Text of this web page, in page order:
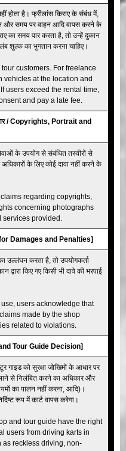
होता है। फ्रीलांस किराए के संबंध में,
और समय पर वाहन आदि वापस करने के
का समय पार करता है, तो उन्हें दुकान
शुल्क का भुगतान करना चाहिए।
customers. For freelance
vehicles at the location and
users exceed the rental time,
and pay a late fee.
/ Copyrights, Portrait and
के उपयोग से संबंधित तस्वीरों से
अधिकारों के लिए कोई दावा नहीं करने के
regarding copyrights,
concerning photographs
provided.
for Damages and Penalties]
उल्लंघन करता है, तो उपयोगकर्ता
किए गए किसी भी दावे की भरपाई
users acknowledge that
made by the shop
related to violations.
and Tour Guide Decision]
गाइड को सुरक्षा जोखिमों के आधार पर
से निलंबित करने का अधिकार और
का पालन नहीं करना, आदि)।
रूप में कार्ट वापस करेगा।
and tour guide have the right
users from driving karts in
as reckless driving, non-